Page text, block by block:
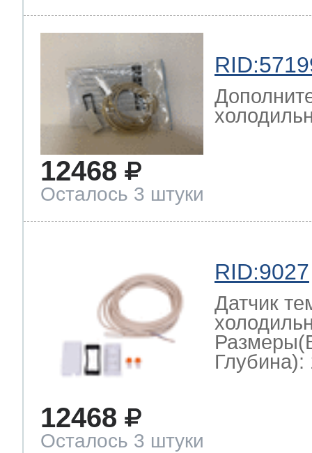
12468
Осталось 3 штуки
RID:9027
Датчик
Глубина):
12468
Осталось 3 штуки